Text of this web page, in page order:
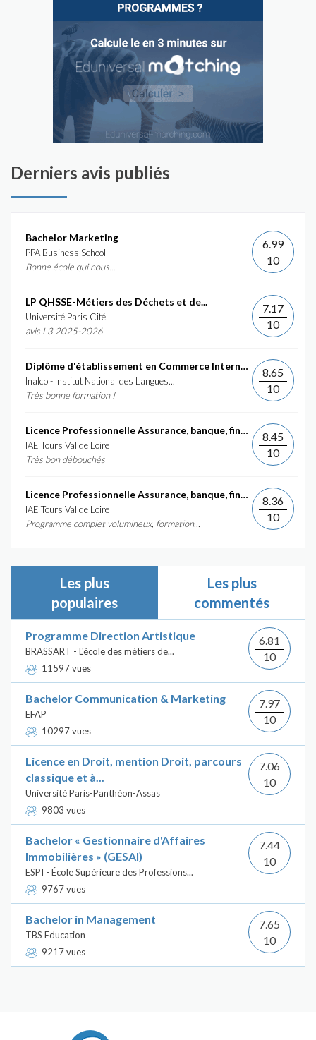
Derniers avis publiés
Bachelor Marketing
PPA Business School
Bonne école qui nous...
6.99
10
LP QHSSE-Métiers des Déchets et de...
Université Paris Cité
avis L3 2025-2026
7.17
10
Diplôme d'établissement en Commerce International et...
Inalco - Institut National des Langues...
Très bonne formation !
8.65
10
Licence Professionnelle Assurance, banque, finance :...
IAE Tours Val de Loire
Très bon débouchés
8.45
10
Licence Professionnelle Assurance, banque, finance :...
IAE Tours Val de Loire
Programme complet volumineux, formation...
8.36
10
Les plus
populaires
Les plus
commentés
Programme Direction Artistique
BRASSART - L'école des métiers de...
11597 vues
6.81
10
Bachelor Communication & Marketing
EFAP
10297 vues
7.97
10
Licence en Droit, mention Droit, parcours
classique et à...
Université Paris-Panthéon-Assas
9803 vues
7.06
10
Bachelor « Gestionnaire d'Affaires
Immobilières » (GESAI)
ESPI - École Supérieure des Professions...
9767 vues
7.44
10
Bachelor in Management
TBS Education
9217 vues
7.65
10